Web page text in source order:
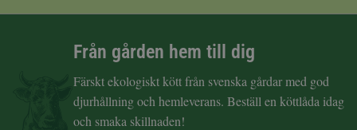
Från gården hem till dig
Färskt ekologiskt kött från svenska gårdar med god
djurhållning och hemleverans. Beställ en köttlåda idag
och smaka skillnaden!